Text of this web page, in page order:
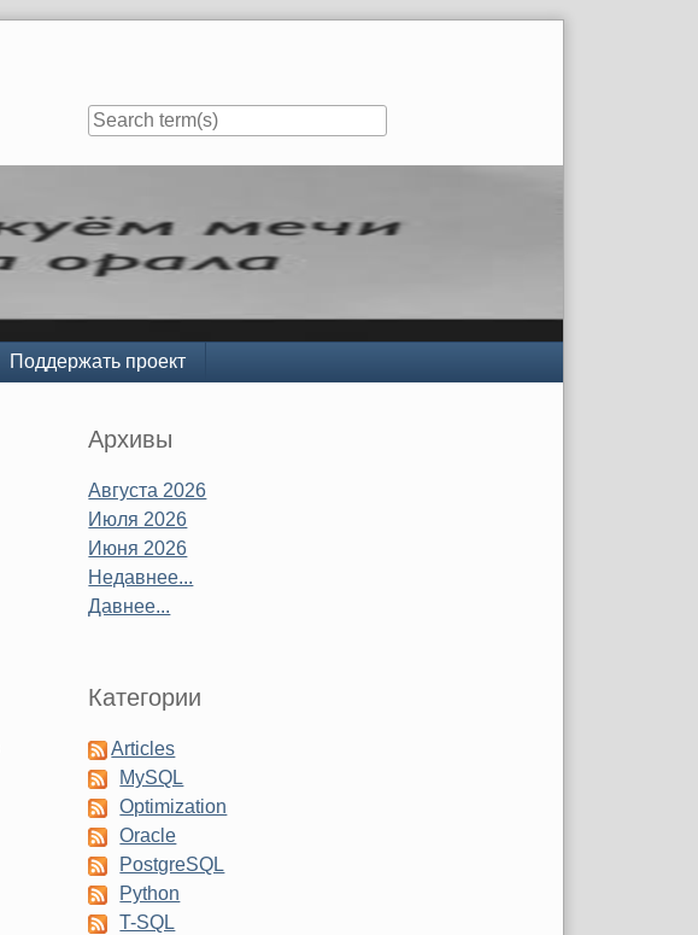
Поддержать проект
Sidebar
Архивы
Августа 2026
Июля 2026
Июня 2026
Недавнее...
Давнее...
Категории
Articles
MySQL
Optimization
Oracle
PostgreSQL
Python
T-SQL